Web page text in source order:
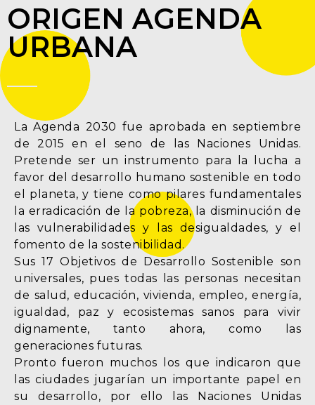
ORIGEN AGENDA
URBANA
La Agenda 2030 fue aprobada en septiembre
de 2015 en el seno de las Naciones Unidas.
Pretende ser un instrumento para la lucha a
favor del desarrollo humano sostenible en todo
el planeta, y tiene como pilares fundamentales
la erradicación de la pobreza, la disminución de
las vulnerabilidades y las desigualdades, y el
fomento de la sostenibilidad.
Sus 17 Objetivos de Desarrollo Sostenible son
universales, pues todas las personas necesitan
de salud, educación, vivienda, empleo, energía,
igualdad, paz y ecosistemas sanos para vivir
dignamente, tanto ahora, como las
generaciones futuras.
Pronto fueron muchos los que indicaron que
las ciudades jugarían un importante papel en
su desarrollo, por ello las Naciones Unidas